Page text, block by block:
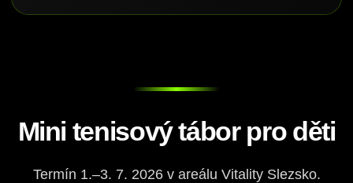
Mini tenisový tábor pro děti
Termín 1.–3. 7. 2026 v areálu Vitality Slezsko.